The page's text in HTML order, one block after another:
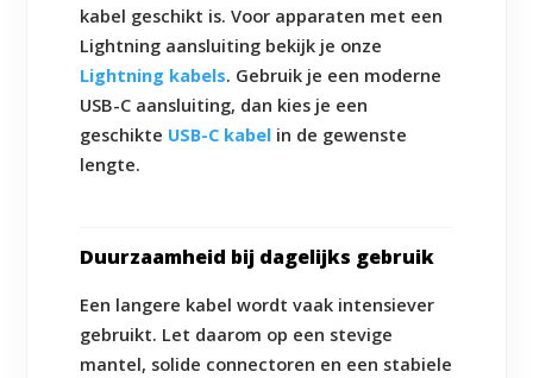
kabel geschikt is. Voor apparaten met een
Lightning aansluiting bekijk je onze
Lightning kabels. Gebruik je een moderne
USB-C aansluiting, dan kies je een
geschikte USB-C kabel in de gewenste
lengte.
Duurzaamheid bij dagelijks gebruik
Een langere kabel wordt vaak intensiever
gebruikt. Let daarom op een stevige
mantel, solide connectoren en een stabiele